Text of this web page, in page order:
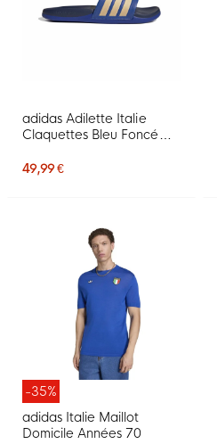
adidas Adilette Italie
Claquettes Bleu Foncé
49,99 €
-35%
adidas Italie Maillot
Domicile Années 70